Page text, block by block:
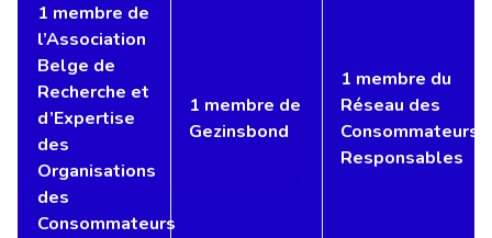
1 membre de
l’Association
Belge de
Recherche et
d’Expertise
des
Organisations
des
Consommateurs
1 membre de
Gezinsbond
1 membre du
Réseau des
Consommateurs
Responsables